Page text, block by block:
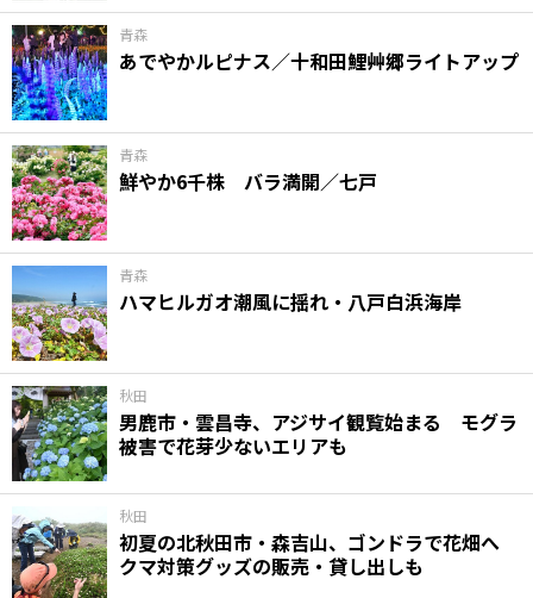
青森
あでやかルピナス／十和田鯉艸郷ライトアップ
青森
鮮やか6千株 バラ満開／七戸
青森
ハマヒルガオ潮風に揺れ・八戸白浜海岸
秋田
男鹿市・雲昌寺、アジサイ観覧始まる モグラ
被害で花芽少ないエリアも
秋田
初夏の北秋田市・森吉山、ゴンドラで花畑へ
クマ対策グッズの販売・貸し出しも
癒す一覧
温泉
自然
宿泊
青森県
岩手県
秋田県